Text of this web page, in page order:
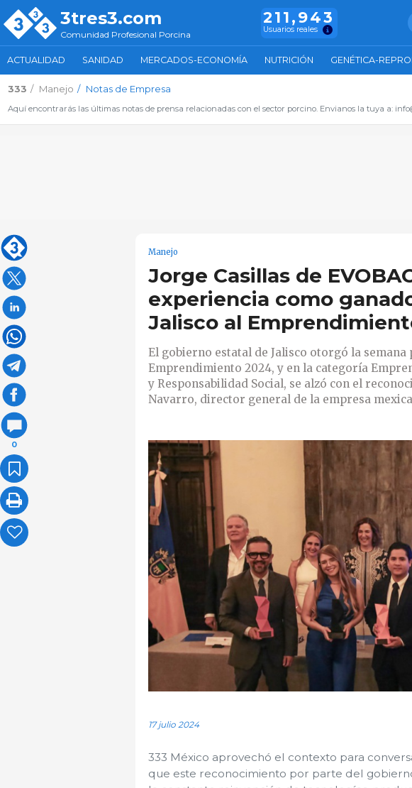
3tres3.com
Comunidad Profesional Porcina
211,943
Usuarios reales
ACTUALIDAD SANIDAD MERCADOS-ECONOMÍA NUTRICIÓN GENÉTICA-
333 Manejo Notas de Empresa
Aquí encontrarás las últimas notas de prensa relacionadas con el sector porcino. Envianos la tuya a:
0
Manejo
Jorge Casillas de
experiencia como
Jalisco al
El gobierno estatal de Jalisco otorgó la semana
Emprendimiento 2024, y en la categoría
y Responsabilidad Social, se alzó con el
Navarro, director general de la empresa
17 julio 2024
333 México aprovechó el contexto para
que este reconocimiento por parte del